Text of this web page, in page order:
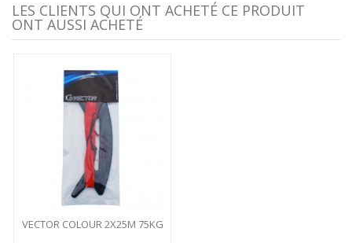
LES CLIENTS QUI ONT ACHETÉ CE PRODUIT
ONT AUSSI ACHETÉ
VECTOR COLOUR 2X25M 75KG